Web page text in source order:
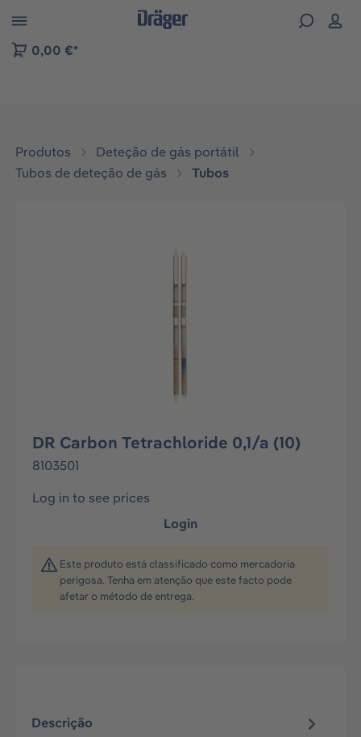
to B2B platform navigation
0,00 €*
Produtos
Deteção de gás portátil
Tubos de deteção de gás
Tubos
DR Carbon Tetrachloride 0,1/a (10)
8103501
Log in to see prices
Login
Este produto está classificado como mercadoria
perigosa. Tenha em atenção que este facto pode
afetar o método de entrega.
Descrição